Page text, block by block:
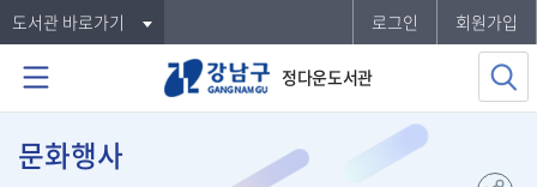
도서관 바로가기 로그인 회원가입
정다운도서관
문화행사